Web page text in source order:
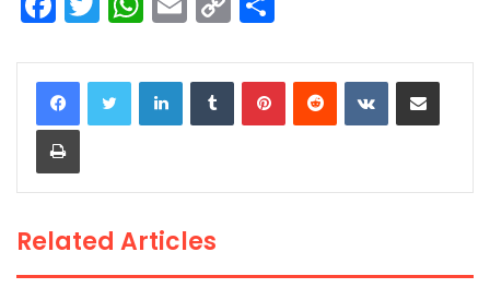
a
c
e
b
o
k
w
itt
er
h
a
ts
p
m
ai
o
p
n
ar
LinkedInTumblrPinterestReddit VKontakteShare via Email
Print
Related Articles